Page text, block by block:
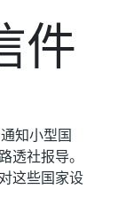
件
知小型国
透社报导。
这些国家设